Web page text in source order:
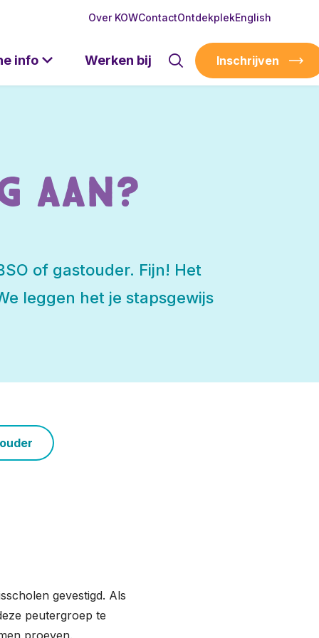
Over KOWContactOntdekplekEnglish
info Werken bij Inschrijven
aan?
of gastouder. Fijn! Het
leggen het je stapsgewijs
gevestigd. Als
peutergroep te
proeven.